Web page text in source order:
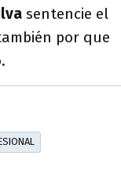
sentencie el
por que